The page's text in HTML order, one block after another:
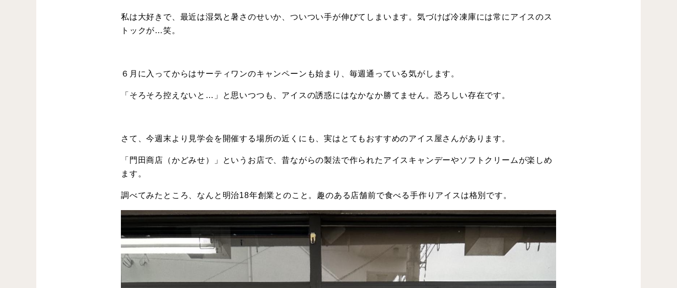
私は大好きで、最近は湿気と暑さのせいか、ついつい手が伸びてしまいます。気づけば冷凍庫には常にアイスのス
トックが…笑。
６月に入ってからはサーティワンのキャンペーンも始まり、毎週通っている気がします。
「そろそろ控えないと…」と思いつつも、アイスの誘惑にはなかなか勝てません。恐ろしい存在です。
さて、今週末より見学会を開催する場所の近くにも、実はとてもおすすめのアイス屋さんがあります。
「門田商店（かどみせ）」というお店で、昔ながらの製法で作られたアイスキャンデーやソフトクリームが楽しめ
ます。
調べてみたところ、なんと明治18年創業とのこと。趣のある店舗前で食べる手作りアイスは格別です。